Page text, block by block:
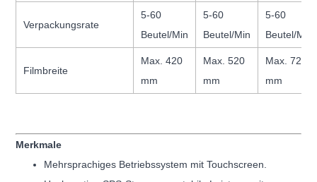
Verpackungsrate
5-60
Beutel/Min
5-60
Beutel/Min
5-60
Beutel/Min
Filmbreite
Max. 420
mm
Max. 520
mm
Max. 720
mm
Merkmale
Mehrsprachiges Betriebssystem mit Touchscreen.